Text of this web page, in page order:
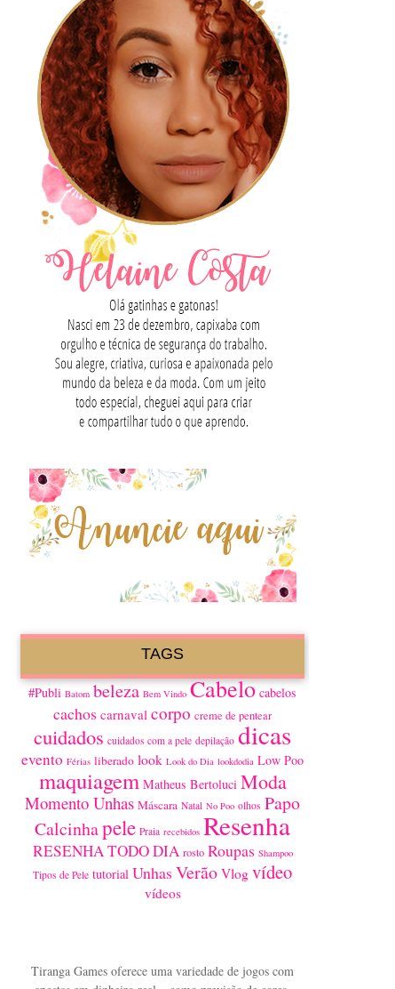
TAGS
#Publi Batom beleza Bem Vindo Cabelo cabelos
cachos carnaval corpo creme de pentear
cuidados cuidados com a pele depilação dicas
evento Férias liberado look Look do Dia lookdodia Low Poo
maquiagem Matheus Bertoluci Moda
Momento Unhas Máscara Natal No Poo olhos Papo
Calcinhapele Praia recebidos Resenha
RESENHA TODO DIA rosto Roupas Shampoo
Tipos de Pele tutorial Unhas Verão Vlog vídeo
vídeos
Tiranga Games oferece uma variedade de jogos com